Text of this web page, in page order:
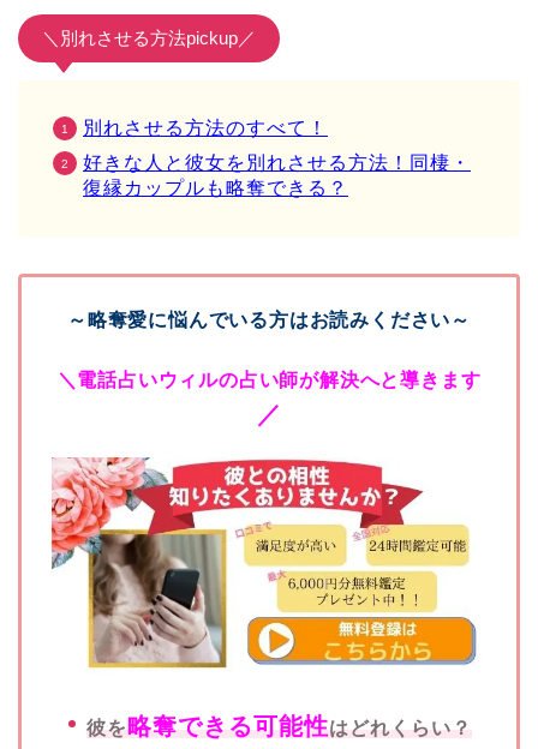
＼別れさせる方法pickup／
別れさせる方法のすべて！
好きな人と彼女を別れさせる方法！同棲・
復縁カップルも略奪できる？
～略奪愛に悩んでいる方はお読みください～
＼電話占いウィルの占い師が解決へと導きます
／
彼を略奪できる可能性はどれくらい？